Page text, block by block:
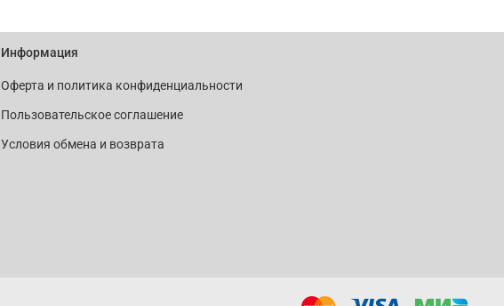
Информация
Оферта и политика конфиденциальности
Пользовательское соглашение
Условия обмена и возврата